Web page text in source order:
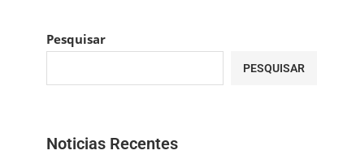
Pesquisar
PESQUISAR
Noticias Recentes